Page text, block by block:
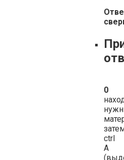
0
ctrl
A